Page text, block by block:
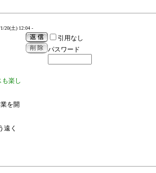
20(土) 12:04 -
楽し
を開
遠く
引用なし
パスワード